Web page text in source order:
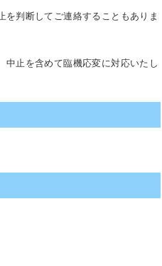
判断してご連絡することもありま
止を含めて臨機応変に対応いたし